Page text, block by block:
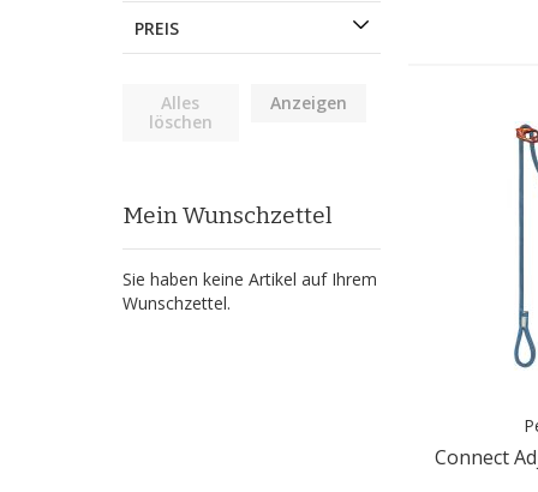
Connect
PREIS
Alles
löschen
Anzeigen
Mein Wunschzettel
Sie haben keine Artikel auf Ihrem
Wunschzettel.